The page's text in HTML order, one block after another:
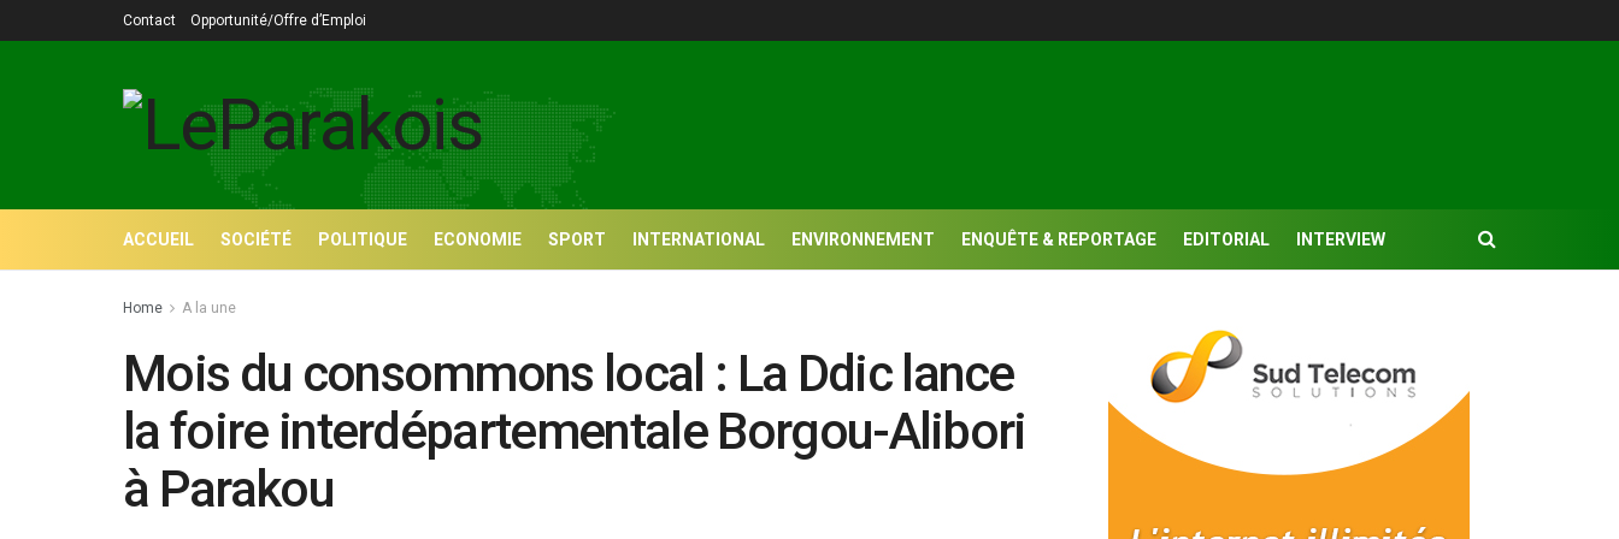
Contact Opportunité/Offre d’Emploi
ACCUEIL SOCIÉTÉ POLITIQUE ECONOMIE SPORT INTERNATIONAL ENVIRONNEMENT ENQUÊTE & REPORTAGE EDITORIAL INTERVIEW
Home A la une
Mois du consommons local : La Ddic lance
la foire interdépartementale Borgou-Alibori
à Parakou